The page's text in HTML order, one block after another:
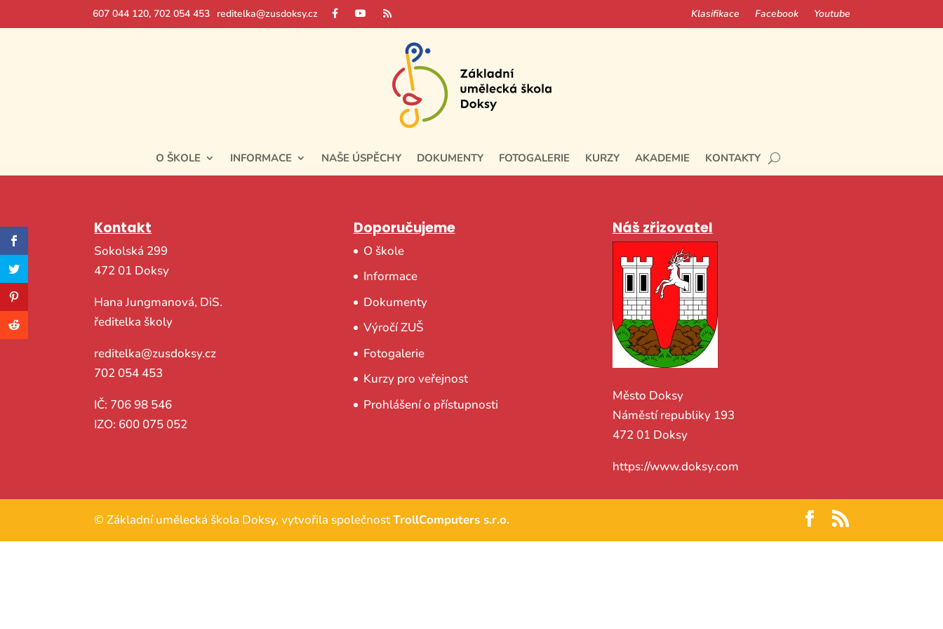
607 044 120, 702 054 453 reditelka@zusdoksy.cz Klasifikace Facebook Youtube
O ŠKOLE INFORMACE NAŠE ÚSPĚCHY DOKUMENTY FOTOGALERIE KURZY AKADEMIE KONTAKTY
Kontakt
Sokolská 299
472 01 Doksy
Hana Jungmanová, DiS.
ředitelka školy
reditelka@zusdoksy.cz
702 054 453
IČ: 706 98 546
IZO: 600 075 052
Doporučujeme
O škole
Informace
Dokumenty
Výročí ZUŠ
Fotogalerie
Kurzy pro veřejnost
Prohlášení o přístupnosti
Náš zřizovatel
Město Doksy
Náměstí republiky 193
472 01 Doksy
https://www.doksy.com
© Základní umělecká škola Doksy, vytvořila společnostTrollComputers s.r.o.